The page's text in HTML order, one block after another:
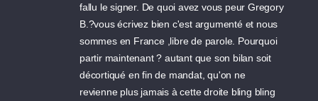
fallu le signer. De quoi avez vous peur Gregory
B.?vous écrivez bien c'est argumenté et nous
sommes en France ,libre de parole. Pourquoi
partir maintenant ? autant que son bilan soit
décortiqué en fin de mandat, qu'on ne
revienne plus jamais à cette droite bling bling